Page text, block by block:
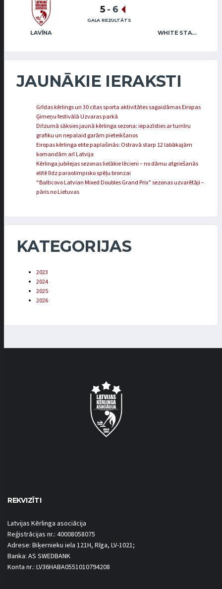
LAVĪNA WHITE STAR MAFIA
5 - 6
GALA REZULTĀTS
JAUNĀKIE IERAKSTI
Grīdas kērlings un 30 citas sporta aktivitātes sagaidāmas Eiropas
Ģimeņu festivālā Uzvaras parkā
Drīzumā sāksies jaunā kērlinga sezona: iepazīsties ar turnīru
grafiku un nepalaid garām pieteikšanos
Eiropas kērlinga elite paplašinās: Ostravā starp 12 labākajām
komandām arī Latvija
Kērlinga jubilejas sezonas lielākie lēcieni – no dāmu atgriešanās
elitē līdz paraolimpisko spēļu bronzai
“Balticovo Latvian Mixed Doubles Grand Prix” sezonas uzvarētāji –
pāris no Lietuvas
KATEGORIJAS
2023
2024
2025
2026
REKVIZĪTI
Latvijas Kērlinga asociācija
Reģistrācijas nr.: 40008058075
Adrese: Biķernieku iela 121H, Rīga, LV-1021;
Banka: AS SWEDBANK
Konta nr.: LV36HABA0551010794208